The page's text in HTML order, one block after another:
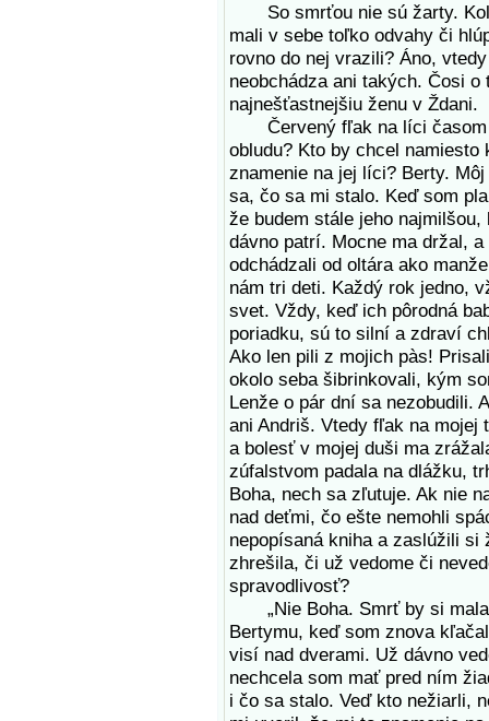
So smrťou nie sú žarty.
mali v sebe toľko odvahy či
rovno do nej vrazili? Áno,
neobchádza ani takých. Čosi
najnešťastnejšiu ženu v Ždani.
Červený fľak na líci časom
obludu? Kto by chcel
znamenie na jej líci? Berty.
sa, čo sa mi stalo. Keď som
že budem stále jeho
dávno patrí. Mocne ma držal,
odchádzali od oltára ako
nám tri deti. Každý rok jedno,
svet. Vždy, keď ich pôrodná
poriadku, sú to silní a zdraví
Ako len pili z mojich pàs!
okolo seba šibrinkovali, kým
Lenže o pár dní sa nezobudili.
ani Andriš. Vtedy fľak na
a bolesť v mojej duši ma
zúfalstvom padala na dlážku,
Boha, nech sa zľutuje. Ak nie
nad deťmi, čo ešte nemohli
nepopísaná kniha a zaslúžili
zhrešila, či už vedome či
spravodlivosť?
„Nie Boha. Smrť by si mala
Bertymu, keď som znova
visí nad dverami. Už dávno
nechcela som mať pred ním
i čo sa stalo. Veď kto nežiarli,